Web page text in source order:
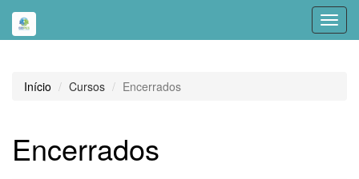
Início Cursos Encerrados
Encerrados